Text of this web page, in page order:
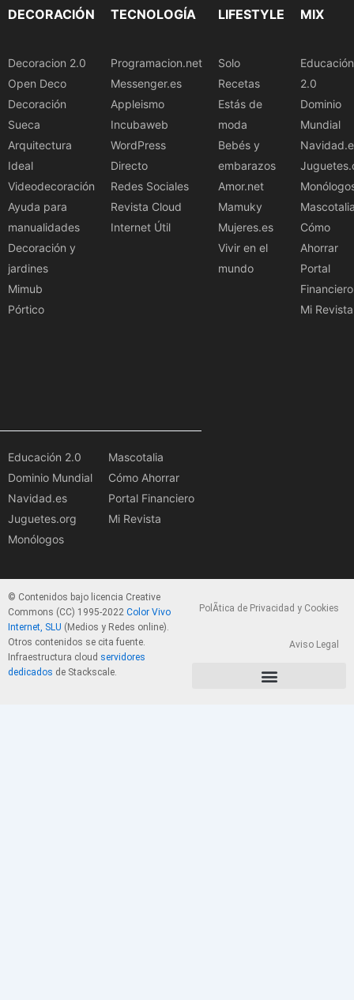
DECORACIÓN
Decoracion 2.0
Open Deco
Decoración
Sueca
Arquitectura
Ideal
Videodecoración
Ayuda para
manualidades
Decoración y
jardines
Mimub
Pórtico
TECNOLOGÍA
Programacion.net
Messenger.es
Appleismo
Incubaweb
WordPress
Directo
Redes Sociales
Revista Cloud
Internet Útil
LIFESTYLE
Solo
Recetas
Estás de
moda
Bebés y
embarazos
Amor.net
Mamuky
Mujeres.es
Vivir en el
mundo
MIX
Educación
2.0
Dominio
Mundial
Cómo
Ahorrar
Portal
Financiero
Mi Revista
Educación 2.0
Dominio Mundial
Navidad.es
Juguetes.org
Monólogos
Mascotalia
Cómo Ahorrar
Portal Financiero
Mi Revista
© Contenidos bajo licencia Creative
Commons (CC) 1995-2022 Color Vivo
Internet, SLU (Medios y Redes online).
Otros contenidos se cita fuente.
Infraestructura cloud servidores
dedicados de Stackscale.
PolÃ­tica de Privacidad y Cookies
Aviso Legal